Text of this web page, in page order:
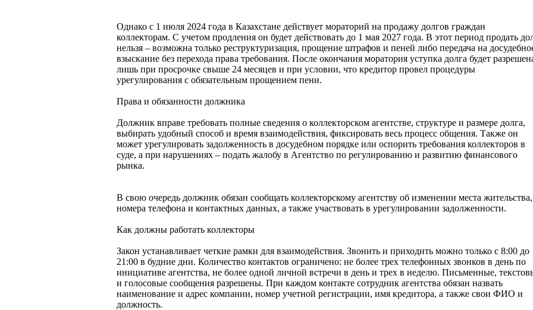
Однако с 1 июля 2024 года в Казахстане действует мораторий на продажу долгов граждан
коллекторам. С учетом продления он будет действовать до 1 мая 2027 года. В этот период продать
нельзя – возможна только реструктуризация, прощение штрафов и пеней либо передача на
взыскание без перехода права требования. После окончания моратория уступка долга будет
лишь при просрочке свыше 24 месяцев и при условии, что кредитор провел процедуры
урегулирования с обязательным прощением пени.
Права и обязанности должника
Должник вправе требовать полные сведения о коллекторском агентстве, структуре и размере долга,
выбирать удобный способ и время взаимодействия, фиксировать весь процесс общения. Также он
может урегулировать задолженность в досудебном порядке или оспорить требования коллекторов в
суде, а при нарушениях – подать жалобу в Агентство по регулированию и развитию финансового
рынка.
В свою очередь должник обязан сообщать коллекторскому агентству об изменении места жительства,
номера телефона и контактных данных, а также участвовать в урегулировании задолженности.
Как должны работать коллекторы
Закон устанавливает четкие рамки для взаимодействия. Звонить и приходить можно только с 8:00 до
21:00 в будние дни. Количество контактов ограничено: не более трех телефонных звонков в день по
инициативе агентства, не более одной личной встречи в день и трех в неделю. Письменные,
и голосовые сообщения разрешены. При каждом контакте сотрудник агентства обязан назвать
наименование и адрес компании, номер учетной регистрации, имя кредитора, а также свои ФИО и
должность.